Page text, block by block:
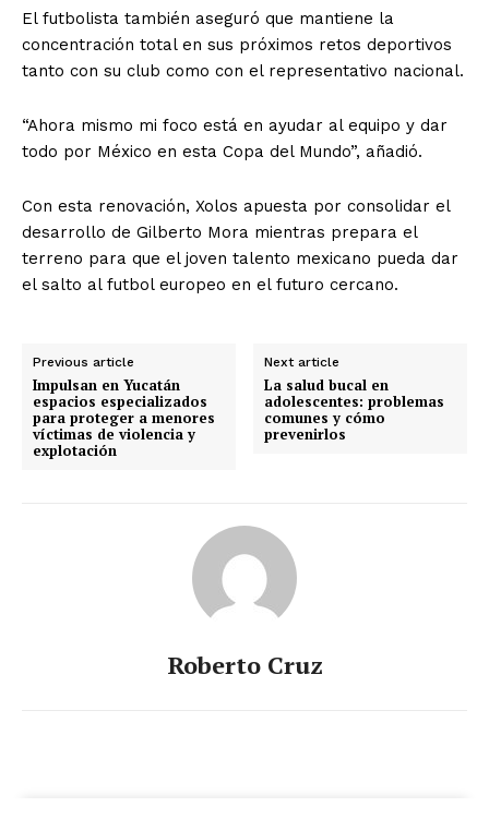
El futbolista también aseguró que mantiene la
concentración total en sus próximos retos deportivos
tanto con su club como con el representativo nacional.
“Ahora mismo mi foco está en ayudar al equipo y dar
todo por México en esta Copa del Mundo”, añadió.
Con esta renovación, Xolos apuesta por consolidar el
desarrollo de Gilberto Mora mientras prepara el
terreno para que el joven talento mexicano pueda dar
el salto al futbol europeo en el futuro cercano.
Previous article
Impulsan en Yucatán
espacios especializados
para proteger a menores
víctimas de violencia y
explotación
Next article
La salud bucal en
adolescentes: problemas
comunes y cómo
prevenirlos
Roberto Cruz